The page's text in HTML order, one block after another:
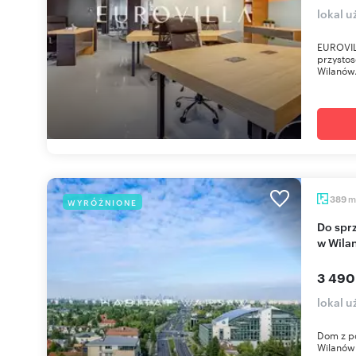
lokal
WYRÓŻNIONE 389 m
Do sprzedania przestronny lokal biurowy 389 m²
w
3
lokal
Dom z